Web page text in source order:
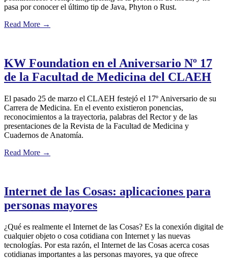
pasa por conocer el último tip de Java, Phyton o Rust.
Read More →
KW Foundation en el Aniversario Nº 17
de la Facultad de Medicina del CLAEH
El pasado 25 de marzo el CLAEH festejó el 17º Aniversario de su
Carrera de Medicina. En el evento existieron ponencias,
reconocimientos a la trayectoria, palabras del Rector y de las
presentaciones de la Revista de la Facultad de Medicina y
Cuadernos de Anatomía.
Read More →
Internet de las Cosas: aplicaciones para
personas mayores
¿Qué es realmente el Internet de las Cosas? Es la conexión digital de
cualquier objeto o cosa cotidiana con Internet y las nuevas
tecnologías. Por esta razón, el Internet de las Cosas acerca cosas
cotidianas importantes a las personas mayores, ya que ofrece